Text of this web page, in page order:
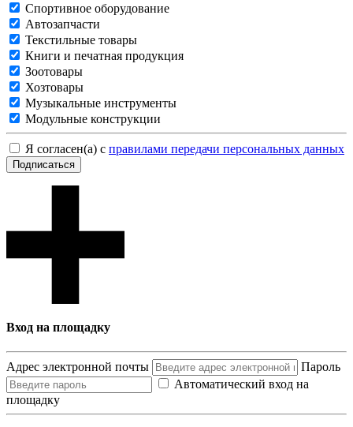
Спортивное оборудование
Автозапчасти
Текстильные товары
Книги и печатная продукция
Зоотовары
Хозтовары
Музыкальные инструменты
Модульные конструкции
Я согласен(а) с правилами передачи персональных данных
Подписаться
Вход на площадку
Адрес электронной почты
Пароль
Автоматический вход на
площадку